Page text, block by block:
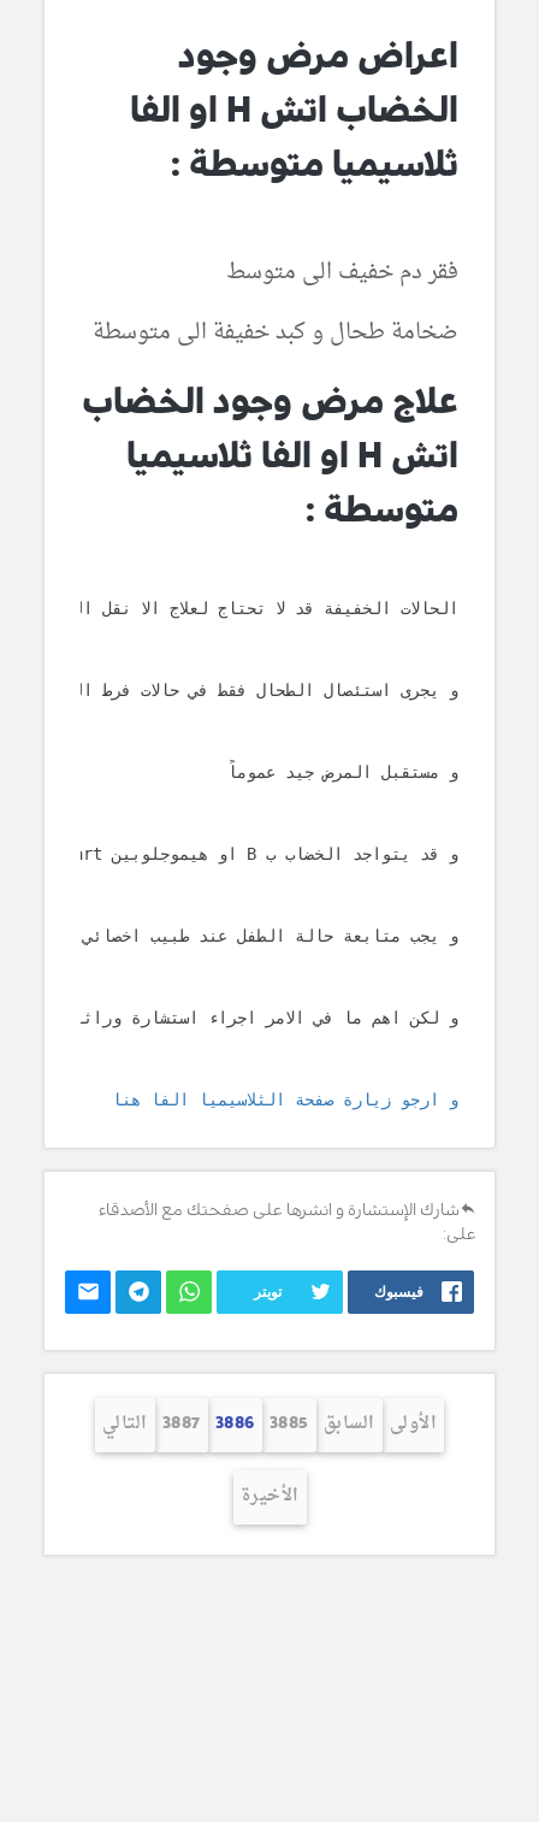
اعراض مرض وجود
الخضاب اتش H او الفا
ثلاسيميا متوسطة :
فقر دم خفيف الى متوسط
ضخامة طحال و كبد خفيفة الى متوسطة
علاج مرض وجود الخضاب
اتش H او الفا ثلاسيميا
متوسطة :
الحالات الخفيفة قد لا تحتاج لعلاج الا نقل الدم
و يجرى استئصال الطحال فقط في حالات فرط
و مستقبل المرض جيد عموماً
و قد يتواجد الخضاب ب B او هيموجلوبين Bart ايضاص مع الخضاب H كما في حالة طفلك و هذا لا يغير كثيرا في حالة الطفل
و يجب متابعة حالة الطفل عند طبيب اخصائي امراض
و لكن اهم ما في الامر اجراء استشارة وراثية خوفا
و ارجو زيارة صفحة الثلاسيميا الفا هنا
شارك الإستشارة و انشرها على صفحتك مع الأصدقاء
على:
فيسبوك تويتر
الأولى السابق 3885
3886
3887 التالي
الأخيرة